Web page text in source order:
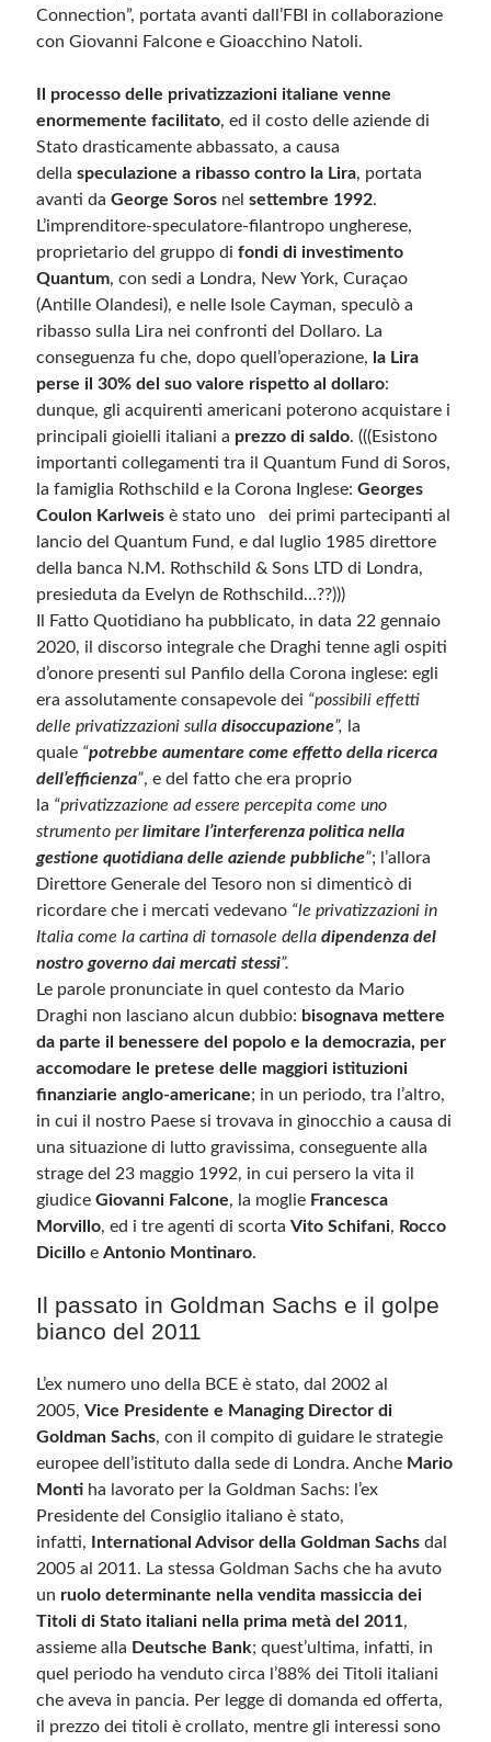
Connection”, portata avanti dall’FBI in collaborazione
con Giovanni Falcone e Gioacchino Natoli.
Il processo delle privatizzazioni italiane venne
enormemente facilitato, ed il costo delle aziende di
Stato drasticamente abbassato, a causa
della speculazione a ribasso contro la Lira, portata
avanti da George Soros nel settembre 1992.
L’imprenditore-speculatore-filantropo ungherese,
proprietario del gruppo di fondi di investimento
Quantum, con sedi a Londra, New York, Curaçao
(Antille Olandesi), e nelle Isole Cayman, speculò a
ribasso sulla Lira nei confronti del Dollaro. La
conseguenza fu che, dopo quell’operazione, la Lira
perse il 30% del suo valore rispetto al dollaro:
dunque, gli acquirenti americani poterono acquistare i
principali gioielli italiani a prezzo di saldo. (((Esistono
importanti collegamenti tra il Quantum Fund di Soros,
la famiglia Rothschild e la Corona Inglese: Georges
Coulon Karlweis è stato uno dei primi partecipanti al
lancio del Quantum Fund, e dal luglio 1985 direttore
della banca N.M. Rothschild & Sons LTD di Londra,
presieduta da Evelyn de Rothschild…??)))
Il Fatto Quotidiano ha pubblicato, in data 22 gennaio
2020, il discorso integrale che Draghi tenne agli ospiti
d’onore presenti sul Panfilo della Corona inglese: egli
era assolutamente consapevole dei “possibili effetti
delle privatizzazioni sulla disoccupazione”,
la
quale “potrebbe aumentare come effetto della ricerca
dell’efficienza”, e del fatto che era proprio
la “privatizzazione ad essere percepita come uno
strumento per limitare l’interferenza politica nella
gestione quotidiana delle aziende pubbliche”; l’allora
Direttore Generale del Tesoro non si dimenticò di
ricordare che i mercati vedevano “le privatizzazioni in
Italia come la cartina di tornasole della dipendenza del
nostro governo dai mercati stessi”.
Le parole pronunciate in quel contesto da Mario
Draghi non lasciano alcun dubbio: bisognava mettere
da parte il benessere del popolo e la democrazia, per
accomodare le pretese delle maggiori istituzioni
finanziarie anglo-americane; in un periodo, tra l’altro,
in cui il nostro Paese si trovava in ginocchio a causa di
una situazione di lutto gravissima, conseguente alla
strage del 23 maggio 1992, in cui persero la vita il
giudice Giovanni Falcone, la moglie Francesca
Morvillo, ed i tre agenti di scorta Vito Schifani, Rocco
Dicillo e Antonio Montinaro.
Il passato in Goldman Sachs e il golpe
bianco del 2011
L’ex numero uno della BCE è stato, dal 2002 al
2005, Vice Presidente e Managing Director di
Goldman Sachs, con il compito di guidare le strategie
europee dell’istituto dalla sede di Londra. Anche Mario
Monti ha lavorato per la Goldman Sachs: l’ex
Presidente del Consiglio italiano è stato,
infatti,
International Advisor della Goldman Sachs dal
2005 al 2011. La stessa Goldman Sachs che ha avuto
un ruolo determinante nella vendita massiccia dei
Titoli di Stato italiani nella prima metà del 2011,
assieme alla Deutsche Bank; quest’ultima, infatti, in
quel periodo ha venduto circa l’88% dei Titoli italiani
che aveva in pancia. Per legge di domanda ed offerta,
il prezzo dei titoli è crollato, mentre gli interessi sono